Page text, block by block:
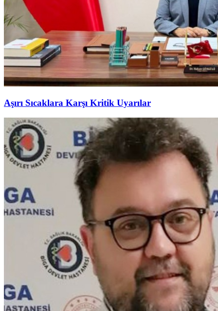
Aşırı Sıcaklara Karşı Kritik Uyarılar